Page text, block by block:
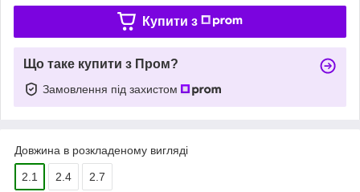
Купити з
Що таке купити з Пром?
Замовлення під захистом
Довжина в розкладеному вигляді
2.1 2.4 2.7